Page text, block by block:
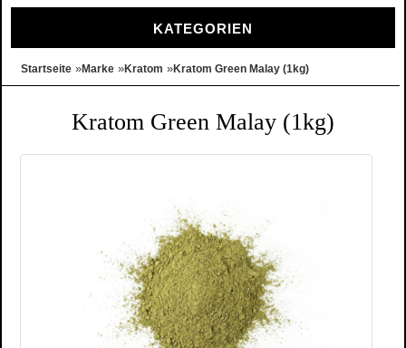
KATEGORIEN
Startseite »Marke »Kratom »Kratom Green Malay (1kg)
Kratom Green Malay (1kg)